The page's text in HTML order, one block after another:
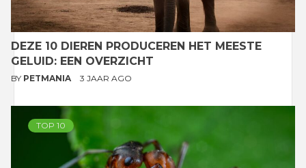
DEZE 10 DIEREN PRODUCEREN HET MEESTE
GELUID: EEN OVERZICHT
BY PETMANIA 3 JAAR AGO
TOP 10